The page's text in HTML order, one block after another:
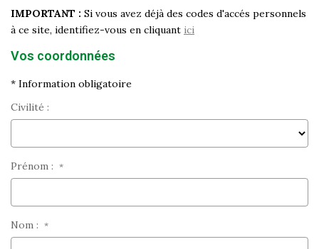
Nos Actualités
IMPORTANT : Si vous avez déjà des codes d'accés personnels
à ce site, identifiez-vous en cliquant ici
Vos coordonnées
* Information obligatoire
Civilité :
Prénom : *
Nom : *